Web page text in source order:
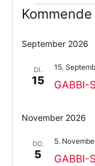
Kommende
Sie
das
aus.
September 2026
DI.
15 GABBI-
15.
November 2026
DO.
5 GABBI-
5.